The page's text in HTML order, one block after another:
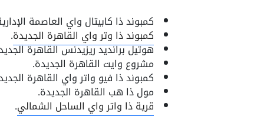
كمبوند ذا كابيتال واي العاصمة
كمبوند ذا وتر واي القاهرة الجديدة.
هوتيل برانديد ريزيدنس القاهرة
مشروع وايت القاهرة الجديدة.
كمبوند ذا فيو واتر واي القاهرة
مول ذا هب القاهرة الجديدة.
قرية ذا واتر واي الساحل الشمالي.